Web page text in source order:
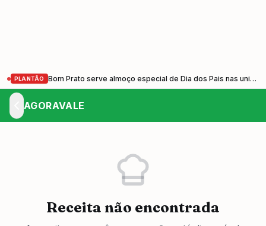
PLANTÃO Bom Prato serve almoço especial de Dia dos Pais nas unidades do Vale do Paraíba nesta sexta-feira (7)
AGORAVALE
Receita não encontrada